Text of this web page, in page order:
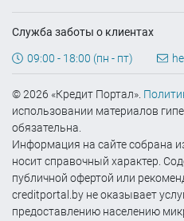
Служба заботы о клиентах
09:00 - 18:00 (пн - пт)
© 2026 «Кредит Портал».
использовании материалов
обязательна.
Информация на сайте собрана
носит справочный характер.
публичной офертой или
creditportal.by не оказывает
предоставлению населению